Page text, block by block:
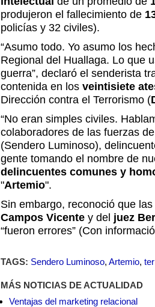
produjeron el fallecimiento de
policías y 32 civiles).
“Asumo todo. Yo asumo los
Regional del Huallaga. Lo que
guerra”, declaró el senderista
contenida en los veintisiete
Dirección contra el Terrorismo (
“No eran simples civiles.
colaboradores de las fuerzas
(Sendero Luminoso),
gente tomando el nombre de
delincuentes comunes y
"Artemio".
Sin embargo, reconoció que
Campos Vicente y del juez
“fueron errores” (Con
TAGS: Sendero Luminoso, Artemio,
MÁS NOTICIAS DE ACTUALIDAD
Ventajas del marketing relacional